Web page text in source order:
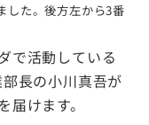
した。後方左から3番
で活動している
長の小川真吾が
けます。